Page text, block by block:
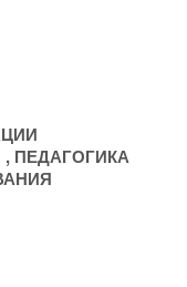
, ПЕДАГОГИКА